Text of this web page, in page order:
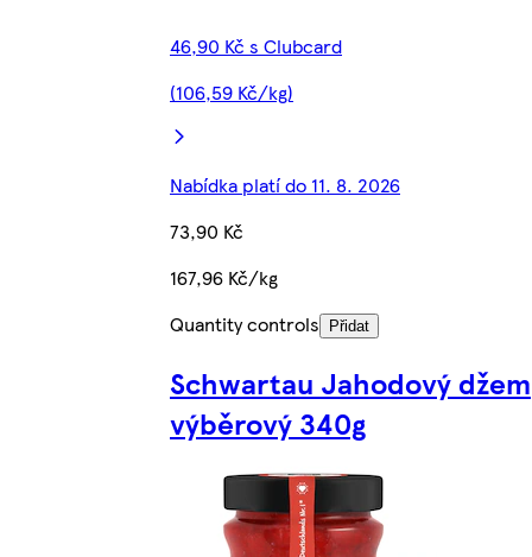
46,90 Kč s Clubcard
(106,59 Kč/kg)
Nabídka platí do 11. 8. 2026
73,90 Kč
167,96 Kč/kg
Quantity controls
Přidat
Schwartau Jahodový džem
výběrový 340g